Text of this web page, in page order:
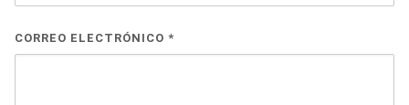
CORREO ELECTRÓNICO *